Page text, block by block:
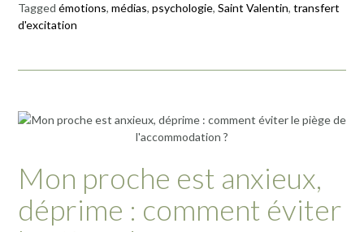
Tagged émotions, médias, psychologie, Saint Valentin, transfert
d'excitation
Mon proche est anxieux,
déprime : comment éviter